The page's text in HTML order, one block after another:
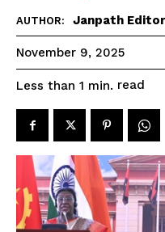
AUTHOR: Janpath Editor
November 9, 2025
Less than 1 min. read